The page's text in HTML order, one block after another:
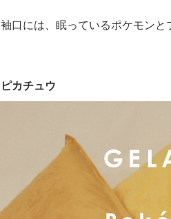
袖口には、眠っているポケモンと
ピカチュウ